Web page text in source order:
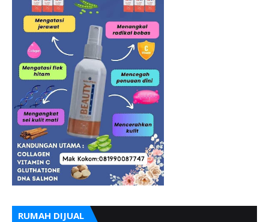
RUMAH DIJUAL